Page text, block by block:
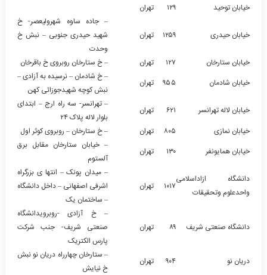
خیابان توحید ۱۲۹ تهران
خیابان حیدری ۱۲۵۹ تهران
– جاده ساوه شهرولیعصر- خ
شهید حیدری جنوبی – نبش خ
وحدت
خیابان ستارخان
۱۲۷ تهران
– خ ستارخان روبروی خ باقرخان
خیابان شادمان
۹۵۵ تهران
– خ شادمان – نرسیده به آزادی –
نبش کوچه شهیدجوزائی کهن
خیابان لاله تهرانسر
۶۲۱ تهران
– تهرانسر- سه راه ارج – ابتدای
بلوار لاله پلاک ۲۴
خیابان نمازی
۸۰۵ تهران
– خ ستارخان – روبروی کوثر اول
خیابان همایونفر
۱۳۰ تهران
– خیابان ستارخان مقابل برق
آلستوم
دانشگاه ازاداسلامی
واحدعلوم وتحقیقات
۱۰۱۷ تهران
– میدان پونک – انتها ی بزرگراه
اشرفی اصفهانی – داخل دانشگاه
– ساختمان یک
دانشگاه صنعتی شریف ۸۹ تهران
– خ آزادی -روبرویدانشگاه
صنعتی شریف- جنب شرکت
پارس الکتریک
دریان نو
۹۰۴ تهران
– ستارخان چهارراه دریان نو نبش
خ نیایش